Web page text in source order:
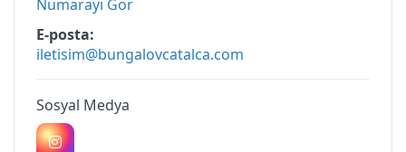
Numarayı Gör
E-posta
iletisim@bungalovcatalca.com
Sosyal Medya